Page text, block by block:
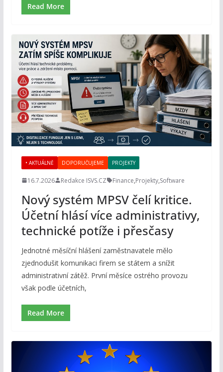
Read More
• AKTUÁLNĚ DOPORUČUJEME PROJEKTY
16.7.2026 Redakce ISVS.CZ Finance,Projekty,Software
Nový systém MPSV čelí kritice.
Účetní hlásí více administrativy,
technické potíže i přesčasy
Jednotné měsíční hlášení zaměstnavatele mělo
zjednodušit komunikaci firem se státem a snížit
administrativní zátěž. První měsíce ostrého provozu
však podle účetních,
Read More